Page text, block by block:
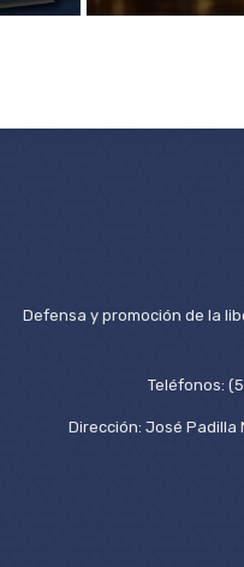
Defensa y promoción de la
Teléfonos:
Dirección: José Padilla